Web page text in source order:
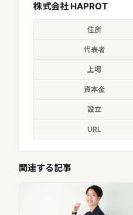
株式会社 HAPROT
住所
代表者
上場
資本金
設立
URL
関連する記事